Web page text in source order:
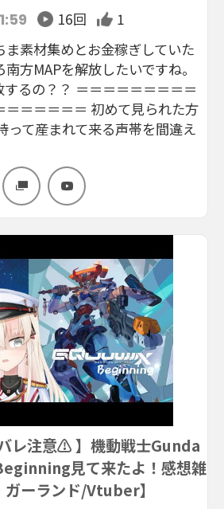
16回
1
ま素材集めとお金稼ぎしていた
方MAPを解放したいですね。
るの？？ ＝＝＝＝＝＝＝＝＝
＝＝＝＝＝＝ 初めて見られた方
って産まれて来る声帯を間違え
レ注意⚠ 】機動戦士Gunda
見て来たよ！感想雑
ーランド/Vtuber】